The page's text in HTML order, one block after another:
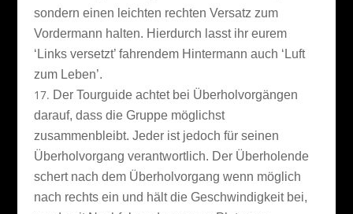
sondern einen leichten rechten Versatz zum
Vordermann halten. Hierdurch lasst ihr eurem
‘Links versetzt’ fahrendem Hintermann auch ‘Luft
zum Leben’.
Der Tourguide achtet bei Überholvorgängen
darauf, dass die Gruppe möglichst
zusammenbleibt. Jeder ist jedoch für seinen
Überholvorgang verantwortlich. Der Überholende
schert nach dem Überholvorgang wenn möglich
nach rechts ein und hält die Geschwindigkeit bei,